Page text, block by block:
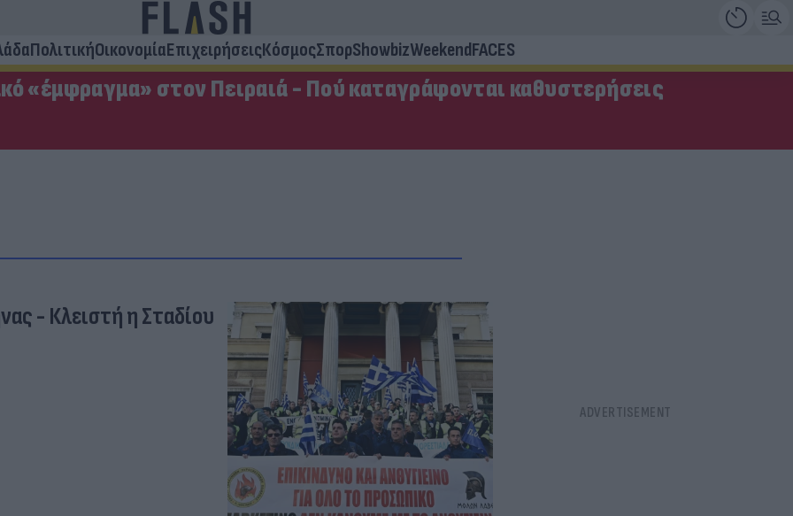
ΠολιτικήΟικονομίαΕπιχειρήσειςΚόσμοςΣπορShowbizWeekendFACES
«έμφραγμα» στον Πειραιά - Πού καταγράφονται καθυστερήσεις
- Κλειστή η Σταδίου